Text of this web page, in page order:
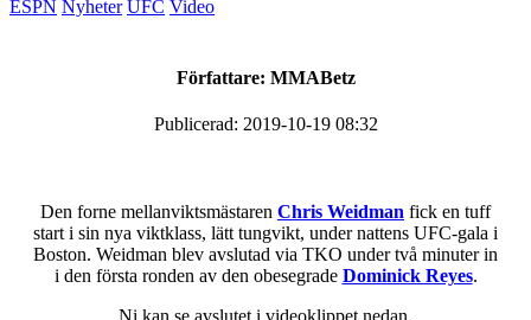
ESPN Nyheter UFC Video
Författare: MMABetz
Publicerad: 2019-10-19 08:32
Den forne mellanviktsmästaren Chris Weidman fick en tuff
start i sin nya viktklass, lätt tungvikt, under nattens UFC-gala i
Boston. Weidman blev avslutad via TKO under två minuter in
i den första ronden av den obesegrade Dominick Reyes.
Ni kan se avslutet i videoklippet nedan.